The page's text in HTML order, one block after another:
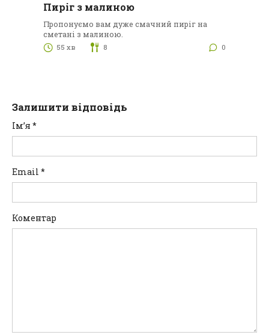
Пиріг з малиною
Пропонуємо вам дуже смачний пиріг на
сметані з малиною.
55 хв 8 0
Залишити відповідь
Ім’я *
Email *
Коментар